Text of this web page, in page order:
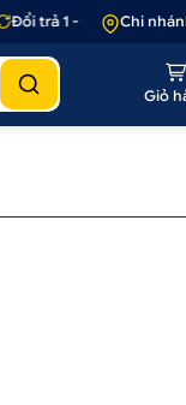
Đổi trả 1 - 1 nếu sản
Chi
Giỏ